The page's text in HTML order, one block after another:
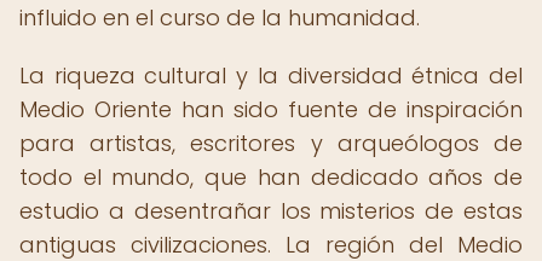
influido en el curso de la humanidad.
La riqueza cultural y la diversidad étnica del
Medio Oriente han sido fuente de inspiración
para artistas, escritores y arqueólogos de
todo el mundo, que han dedicado años de
estudio a desentrañar los misterios de estas
antiguas civilizaciones. La región del Medio